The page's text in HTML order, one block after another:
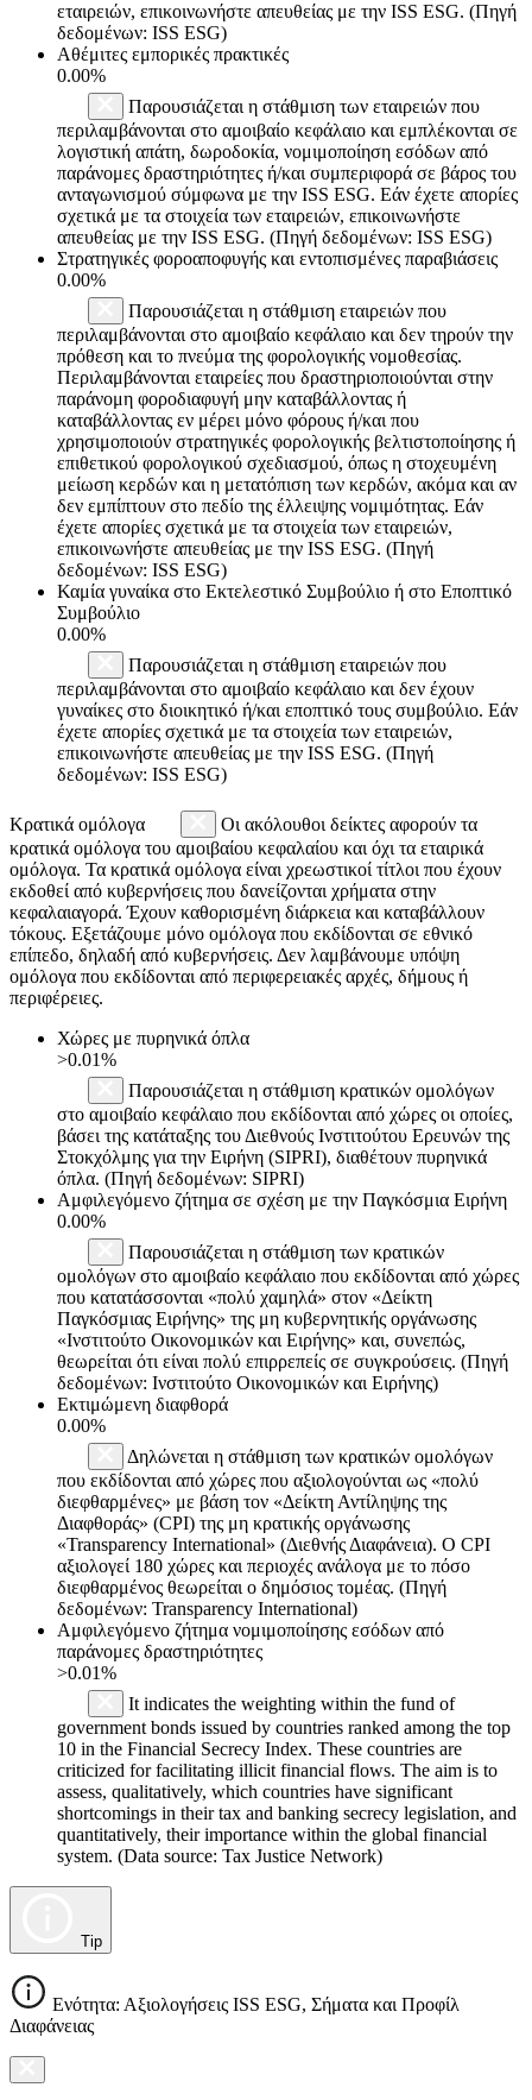
εταιρειών, επικοινωνήστε απευθείας με την ISS ESG. (Πηγή
δεδομένων: ISS ESG)
Αθέμιτες εμπορικές πρακτικές
0.00%
Παρουσιάζεται η στάθμιση των εταιρειών που
περιλαμβάνονται στο αμοιβαίο κεφάλαιο και εμπλέκονται σε
λογιστική απάτη, δωροδοκία, νομιμοποίηση εσόδων από
παράνομες δραστηριότητες ή/και συμπεριφορά σε βάρος του
ανταγωνισμού σύμφωνα με την ISS ESG. Εάν έχετε απορίες
σχετικά με τα στοιχεία των εταιρειών, επικοινωνήστε
απευθείας με την ISS ESG. (Πηγή δεδομένων: ISS ESG)
Στρατηγικές φοροαποφυγής και εντοπισμένες παραβιάσεις
0.00%
Παρουσιάζεται η στάθμιση εταιρειών που
περιλαμβάνονται στο αμοιβαίο κεφάλαιο και δεν τηρούν την
πρόθεση και το πνεύμα της φορολογικής νομοθεσίας.
Περιλαμβάνονται εταιρείες που δραστηριοποιούνται στην
παράνομη φοροδιαφυγή μην καταβάλλοντας ή
καταβάλλοντας εν μέρει μόνο φόρους ή/και που
χρησιμοποιούν στρατηγικές φορολογικής βελτιστοποίησης ή
επιθετικού φορολογικού σχεδιασμού, όπως η στοχευμένη
μείωση κερδών και η μετατόπιση των κερδών, ακόμα και αν
δεν εμπίπτουν στο πεδίο της έλλειψης νομιμότητας. Εάν
έχετε απορίες σχετικά με τα στοιχεία των εταιρειών,
επικοινωνήστε απευθείας με την ISS ESG. (Πηγή
δεδομένων: ISS ESG)
Καμία γυναίκα στο Εκτελεστικό Συμβούλιο ή στο Εποπτικό
Συμβούλιο
0.00%
Παρουσιάζεται η στάθμιση εταιρειών που
περιλαμβάνονται στο αμοιβαίο κεφάλαιο και δεν έχουν
γυναίκες στο διοικητικό ή/και εποπτικό τους συμβούλιο. Εάν
έχετε απορίες σχετικά με τα στοιχεία των εταιρειών,
επικοινωνήστε απευθείας με την ISS ESG. (Πηγή
δεδομένων: ISS ESG)
Κρατικά ομόλογα
Οι ακόλουθοι δείκτες αφορούν τα
κρατικά ομόλογα του αμοιβαίου κεφαλαίου και όχι τα εταιρικά
ομόλογα. Τα κρατικά ομόλογα είναι χρεωστικοί τίτλοι που έχουν
εκδοθεί από κυβερνήσεις που δανείζονται χρήματα στην
κεφαλαιαγορά. Έχουν καθορισμένη διάρκεια και καταβάλλουν
τόκους. Εξετάζουμε μόνο ομόλογα που εκδίδονται σε εθνικό
επίπεδο, δηλαδή από κυβερνήσεις. Δεν λαμβάνουμε υπόψη
ομόλογα που εκδίδονται από περιφερειακές αρχές, δήμους ή
περιφέρειες.
Χώρες με πυρηνικά όπλα
>0.01%
Παρουσιάζεται η στάθμιση κρατικών ομολόγων
στο αμοιβαίο κεφάλαιο που εκδίδονται από χώρες οι οποίες,
βάσει της κατάταξης του Διεθνούς Ινστιτούτου Ερευνών της
Στοκχόλμης για την Ειρήνη (SIPRI), διαθέτουν πυρηνικά
όπλα. (Πηγή δεδομένων: SIPRI)
Αμφιλεγόμενο ζήτημα σε σχέση με την Παγκόσμια Ειρήνη
0.00%
Παρουσιάζεται η στάθμιση των κρατικών
ομολόγων στο αμοιβαίο κεφάλαιο που εκδίδονται από χώρες
που κατατάσσονται «πολύ χαμηλά» στον «Δείκτη
Παγκόσμιας Ειρήνης» της μη κυβερνητικής οργάνωσης
«Ινστιτούτο Οικονομικών και Ειρήνης» και, συνεπώς,
θεωρείται ότι είναι πολύ επιρρεπείς σε συγκρούσεις. (Πηγή
δεδομένων: Ινστιτούτο Οικονομικών και Ειρήνης)
Εκτιμώμενη διαφθορά
0.00%
Δηλώνεται η στάθμιση των κρατικών ομολόγων
που εκδίδονται από χώρες που αξιολογούνται ως «πολύ
διεφθαρμένες» με βάση τον «Δείκτη Αντίληψης της
Διαφθοράς» (CPI) της μη κρατικής οργάνωσης
«Transparency International» (Διεθνής Διαφάνεια). Ο CPI
αξιολογεί 180 χώρες και περιοχές ανάλογα με το πόσο
διεφθαρμένος θεωρείται ο δημόσιος τομέας. (Πηγή
δεδομένων: Transparency International)
Αμφιλεγόμενο ζήτημα νομιμοποίησης εσόδων από
παράνομες δραστηριότητες
>0.01%
It indicates the weighting within the fund of
government bonds issued by countries ranked among the top
10 in the Financial Secrecy Index. These countries are
criticized for facilitating illicit financial flows. The aim is to
assess, qualitatively, which countries have significant
shortcomings in their tax and banking secrecy legislation, and
quantitatively, their importance within the global financial
system. (Data source: Tax Justice Network)
Tip
Ενότητα: Αξιολογήσεις ISS ESG, Σήματα και Προφίλ
Διαφάνειας